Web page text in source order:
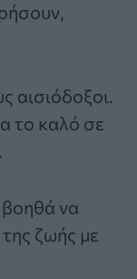
αισιόδοξοι.
το καλό σε
βοηθά να
της ζωής με